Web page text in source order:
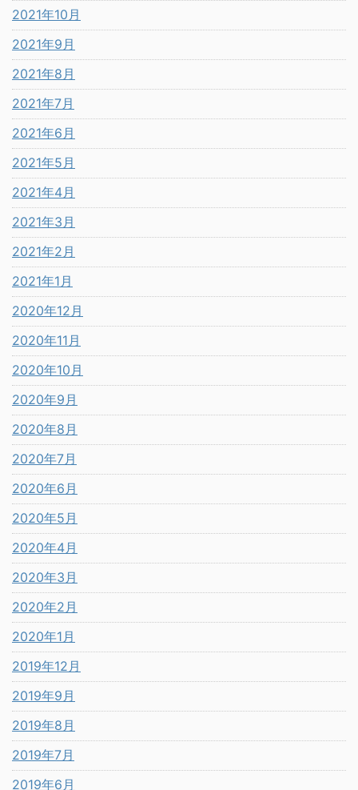
2021年10月
2021年9月
2021年8月
2021年7月
2021年6月
2021年5月
2021年4月
2021年3月
2021年2月
2021年1月
2020年12月
2020年11月
2020年10月
2020年9月
2020年8月
2020年7月
2020年6月
2020年5月
2020年4月
2020年3月
2020年2月
2020年1月
2019年12月
2019年9月
2019年8月
2019年7月
2019年6月